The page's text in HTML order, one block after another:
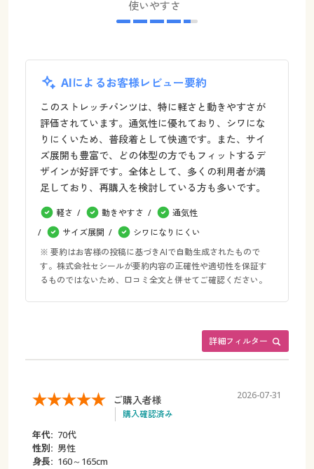
使いやすさ
AIによるお客様レビュー要約
このストレッチパンツは、特に軽さと動きやすさが
評価されています。通気性に優れており、シワにな
りにくいため、普段着として快適です。また、サイ
ズ展開も豊富で、どの体型の方でもフィットするデ
ザインが好評です。全体として、多くの利用者が満
足しており、再購入を検討している方も多いです。
軽さ 動きやすさ
通気性
サイズ展開
シワになりにくい
※ 要約はお客様の投稿に基づきAIで自動生成されたもので
す。株式会社セシールが要約内容の正確性や適切性を保証す
るものではないため、口コミ全文と併せてご確認ください。
詳細フィルター
ご購入者様
購入確認済み
2026-07-31
年代: 70代
性別: 男性
身長: 160～165cm